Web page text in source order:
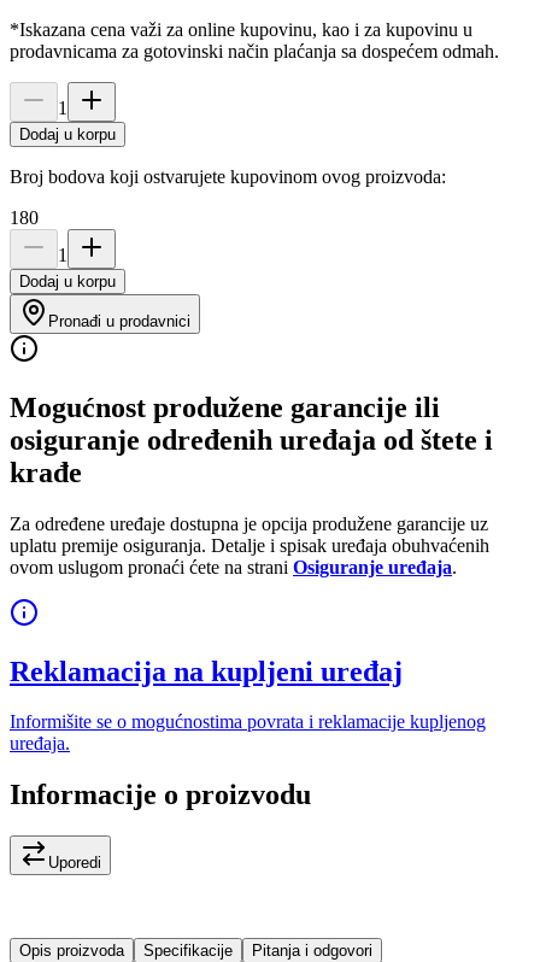
*Iskazana cena važi za online kupovinu, kao i za kupovinu u
prodavnicama za gotovinski način plaćanja sa dospećem odmah.
1
Dodaj u korpu
Broj bodova koji ostvarujete kupovinom ovog proizvoda:
180
1
Dodaj u korpu
Pronađi u prodavnici
Mogućnost produžene garancije ili
osiguranje određenih uređaja od štete i
krađe
Za određene uređaje dostupna je opcija produžene garancije uz
uplatu premije osiguranja. Detalje i spisak uređaja obuhvaćenih
ovom uslugom pronaći ćete na strani Osiguranje uređaja.
Reklamacija na kupljeni uređaj
Informišite se o mogućnostima povrata i reklamacije kupljenog
uređaja.
Informacije o proizvodu
Uporedi
Opis proizvoda Specifikacije Pitanja i odgovori